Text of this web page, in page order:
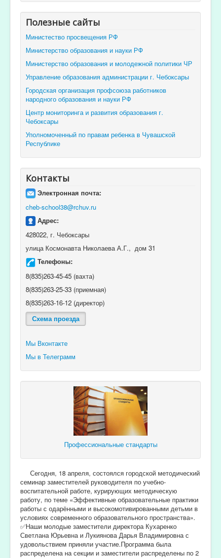
Полезные сайты
Министество просвещения РФ
Министерство образования и науки РФ
Министерство образования и молодежной политики ЧР
Управление образования администрации г. Чебоксары
Городская организация профсоюза работников
народного образования и науки РФ
Центр мониторинга и развития образования г.
Чебоксары
Уполномоченный по правам ребенка в Чувашской
Республике
Контакты
Электронная почта:
cheb-school38@rchuv.ru
Адрес:
428022, г. Чебоксары
улица Космонавта Николаева А.Г., дом 31
Телефоны:
8(835)263-45-45 (вахта)
8(835)263-25-33 (приемная)
8(835)263-16-12 (директор)
Схема проезда
Мы Вконтакте
Мы в Телеграмм
Профессиональные стандарты
Сегодня, 18 апреля, состоялся городской методический
семинар заместителей руководителя по учебно-
воспитательной работе, курирующих методическую
работу, по теме «Эффективные образовательные практики
работы с одарёнными и высокомотивированными детьми в
условиях современного образовательного пространства».
✅Наши молодые заместители директора Кухаренко
Светлана Юрьевна и Лукиянова Дарья Владимировна с
удовольствием приняли участие.Программа была
распределена на секции и заместители распределены по 2